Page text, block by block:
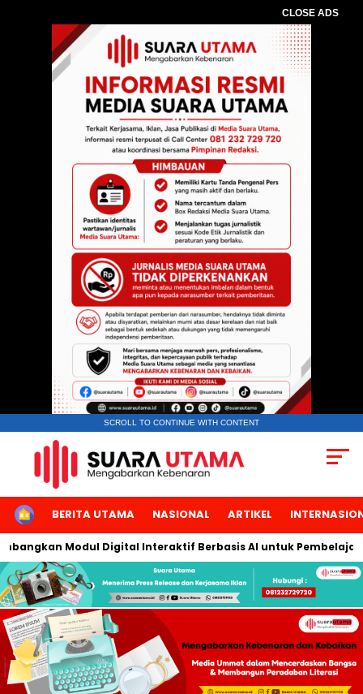
CLOSE ADS
SCROLL TO CONTINUE WITH CONTENT
HOMEBERITA UTAMA NASIONAL ARTIKEL
Modul Digital Interaktif Berbasis AI untuk Pembelajaran